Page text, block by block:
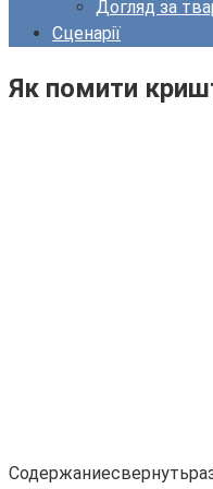
Догляд за
Сценарії
Як помити